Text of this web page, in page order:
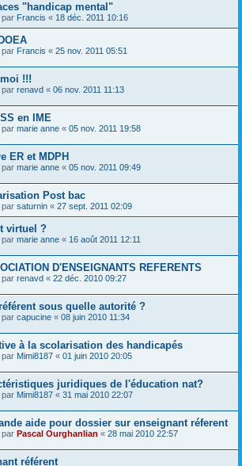
"handicap mental"
par Francis « 18 déc. 2011 10:16
par Francis « 25 nov. 2011 05:51
!!!
par renavd « 06 nov. 2011 11:13
en IME
par marie anne « 05 nov. 2011 19:58
ER et MDPH
par marie anne « 05 nov. 2011 09:49
Post bac
par saturnin « 27 sept. 2011 02:09
virtuel ?
par marie anne « 16 août 2011 12:11
D'ENSEIGNANTS REFERENTS
par renavd « 22 déc. 2010 09:27
sous quelle autorité ?
par capucine « 08 juin 2010 11:34
à la scolarisation des handicapés
par Mimi8187 « 01 juin 2010 20:05
juridiques de l'éducation nat?
par Mimi8187 « 31 mai 2010 22:07
aide pour dossier sur enseignant réferent
par Pascal Ourghanlian « 28 mai 2010 22:57
référent